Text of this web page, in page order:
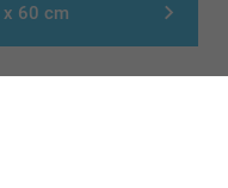
x 60 cm
Kingdom